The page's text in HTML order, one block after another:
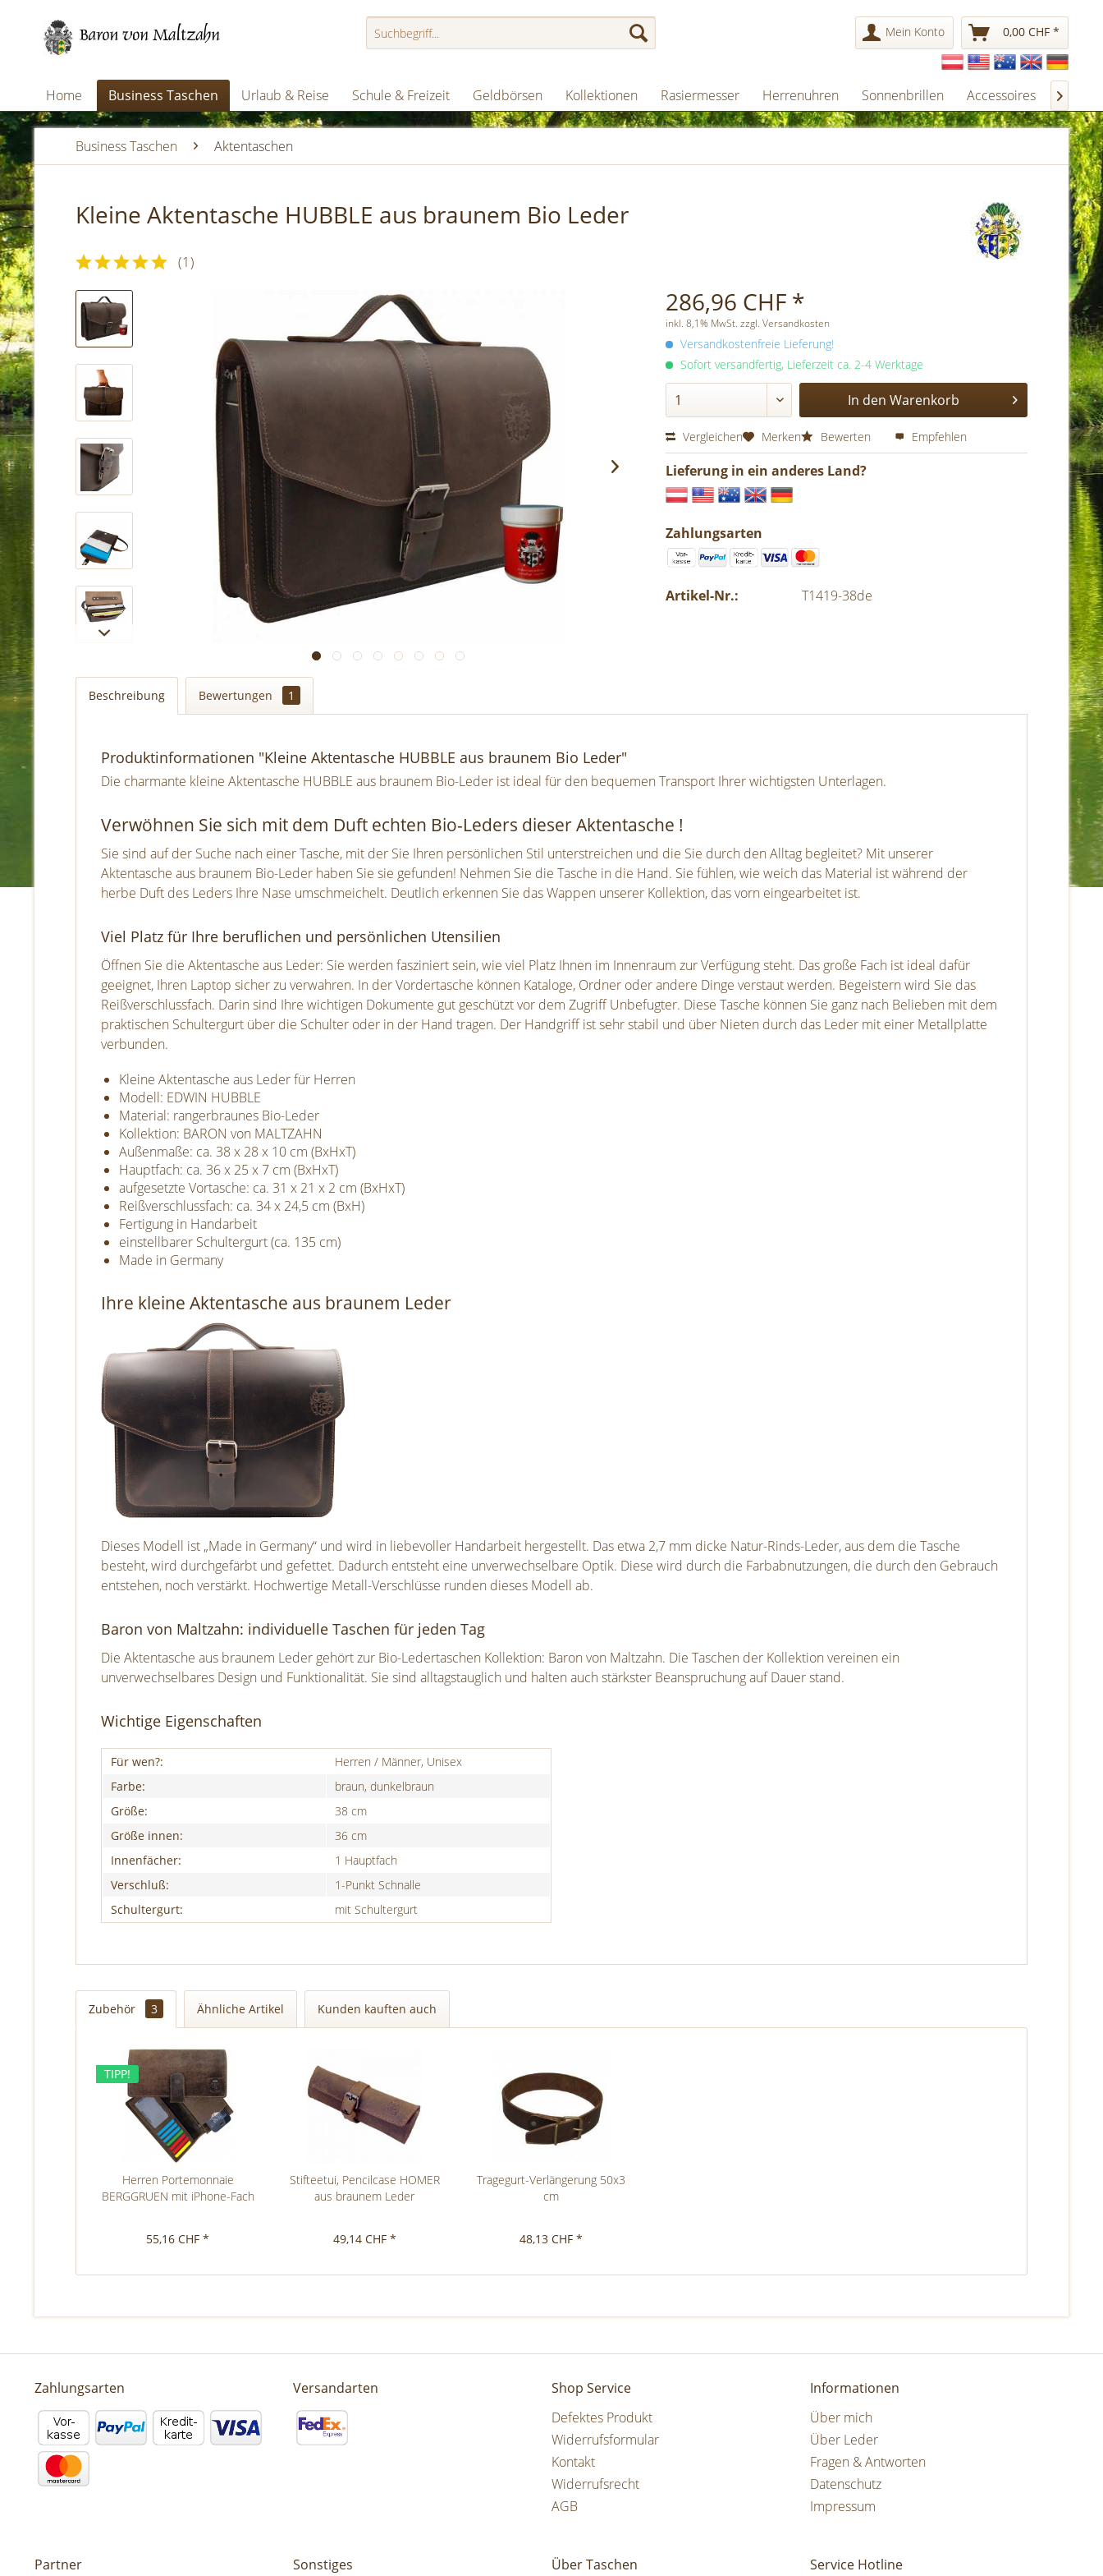
Mein Konto 0,00 CHF *
Home Business Taschen Urlaub & Reise Schule & Freizeit Geldbörsen Kollektionen Rasiermesser Herrenuhren Sonnenbrillen Accessoires 
Business Taschen Aktentaschen
Kleine Aktentasche HUBBLE aus braunem Bio Leder
(1)
286,96 CHF *
inkl. 8,1% MwSt. zzgl. Versandkosten
Versandkostenfreie Lieferung!
Sofort versandfertig, Lieferzeit ca. 2-4 Werktage
In den Warenkorb
Vergleichen Merken Bewerten Empfehlen
Lieferung in ein anderes Land?
Zahlungsarten
Artikel-Nr.: T1419-38de
Beschreibung Bewertungen 1
Produktinformationen "Kleine Aktentasche HUBBLE aus braunem Bio Leder"
Die charmante kleine Aktentasche HUBBLE aus braunem Bio-Leder ist ideal für den bequemen Transport Ihrer wichtigsten Unterlagen.
Verwöhnen Sie sich mit dem Duft echten Bio-Leders dieser Aktentasche !
Sie sind auf der Suche nach einer Tasche, mit der Sie Ihren persönlichen Stil unterstreichen und die Sie durch den Alltag begleitet? Mit unserer
Aktentasche aus braunem Bio-Leder haben Sie sie gefunden! Nehmen Sie die Tasche in die Hand. Sie fühlen, wie weich das Material ist während der
herbe Duft des Leders Ihre Nase umschmeichelt. Deutlich erkennen Sie das Wappen unserer Kollektion, das vorn eingearbeitet ist.
Viel Platz für Ihre beruflichen und persönlichen Utensilien
Öffnen Sie die Aktentasche aus Leder: Sie werden fasziniert sein, wie viel Platz Ihnen im Innenraum zur Verfügung steht. Das große Fach ist ideal dafür
geeignet, Ihren Laptop sicher zu verwahren. In der Vordertasche können Kataloge, Ordner oder andere Dinge verstaut werden. Begeistern wird Sie das
Reißverschlussfach. Darin sind Ihre wichtigen Dokumente gut geschützt vor dem Zugriff Unbefugter. Diese Tasche können Sie ganz nach Belieben mit dem
praktischen Schultergurt über die Schulter oder in der Hand tragen. Der Handgriff ist sehr stabil und über Nieten durch das Leder mit einer Metallplatte
verbunden.
Kleine Aktentasche aus Leder für Herren
Modell: EDWIN HUBBLE
Material: rangerbraunes Bio-Leder
Kollektion: BARON von MALTZAHN
Außenmaße: ca. 38 x 28 x 10 cm (BxHxT)
Hauptfach: ca. 36 x 25 x 7 cm (BxHxT)
aufgesetzte Vortasche: ca. 31 x 21 x 2 cm (BxHxT)
Reißverschlussfach: ca. 34 x 24,5 cm (BxH)
Fertigung in Handarbeit
einstellbarer Schultergurt (ca. 135 cm)
Made in Germany
Ihre kleine Aktentasche aus braunem Leder
Dieses Modell ist „Made in Germany“ und wird in liebevoller Handarbeit hergestellt. Das etwa 2,7 mm dicke Natur-Rinds-Leder, aus dem die Tasche
besteht, wird durchgefärbt und gefettet. Dadurch entsteht eine unverwechselbare Optik. Diese wird durch die Farbabnutzungen, die durch den Gebrauch
entstehen, noch verstärkt. Hochwertige Metall-Verschlüsse runden dieses Modell ab.
Baron von Maltzahn: individuelle Taschen für jeden Tag
Die Aktentasche aus braunem Leder gehört zur Bio-Ledertaschen Kollektion: Baron von Maltzahn. Die Taschen der Kollektion vereinen ein
unverwechselbares Design und Funktionalität. Sie sind alltagstauglich und halten auch stärkster Beanspruchung auf Dauer stand.
Wichtige Eigenschaften
Für wen?:
Herren / Männer, Unisex
Farbe:
braun, dunkelbraun
Größe:
38 cm
Größe innen:
36 cm
Innenfächer:
1 Hauptfach
Verschluß:
1-Punkt Schnalle
Schultergurt:
mit Schultergurt
Zubehör 3 Ähnliche Artikel Kunden kauften auch
TIPP!
Herren Portemonnaie
BERGGRUEN mit iPhone-Fach
55,16 CHF *
Stifteetui, Pencilcase HOMER
aus braunem Leder
49,14 CHF *
Tragegurt-Verlängerung 50x3
cm
48,13 CHF *
Zahlungsarten Versandarten
Shop Service
Defektes Produkt
Widerrufsformular
Kontakt
Widerrufsrecht
AGB
Informationen
Über mich
Über Leder
Fragen & Antworten
Datenschutz
Impressum
Partner Sonstiges Über Taschen Service Hotline